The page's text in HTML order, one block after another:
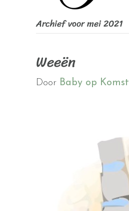
Archief voor mei 2021
Weeën
Door Baby op Komst